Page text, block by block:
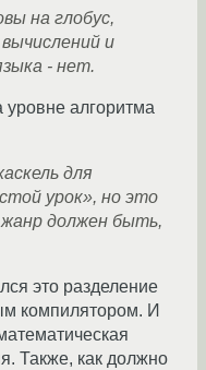
на глобус,
и
- нет.
уровне алгоритма
для
урок», но это
должен быть,
это разделение
компилятором. И
Также, как должно